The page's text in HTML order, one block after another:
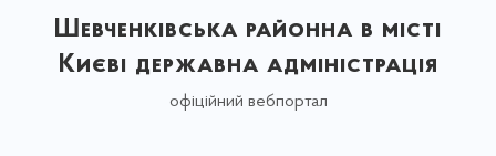
Шевченківська районна в місті
Києві державна адміністрація
офіційний вебпортал